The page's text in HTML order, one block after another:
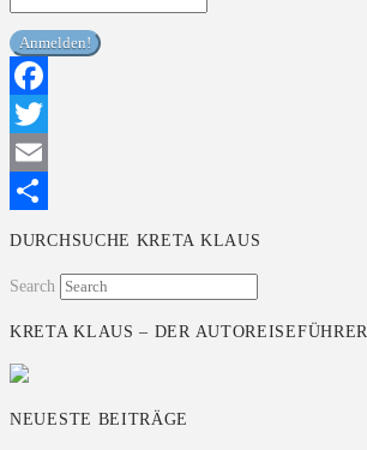
Facebook
Twitter
Email
DURCHSUCHE KRETA KLAUS
Search
KRETA KLAUS – DER AUTOREISEFÜHRER
NEUESTE BEITRÄGE